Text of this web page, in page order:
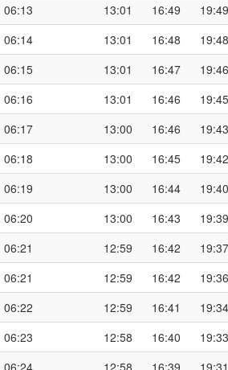
06:13 13:01 16:49 19:49
06:14 13:01 16:48 19:48
06:15 13:01 16:47 19:46
06:16 13:01 16:46 19:45
06:17 13:00 16:46 19:43
06:18 13:00 16:45 19:42
06:19 13:00 16:44 19:40
06:20 13:00 16:43 19:39
06:21 12:59 16:42 19:37
06:21 12:59 16:42 19:36
06:22 12:59 16:41 19:34
06:23 12:58 16:40 19:33
06:24 12:58 16:39 19:31